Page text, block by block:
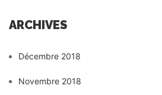
ARCHIVES
Décembre 2018
Novembre 2018